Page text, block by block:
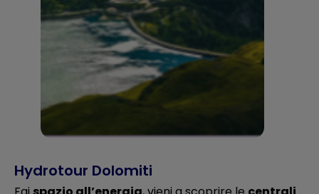
Hydrotour Dolomiti